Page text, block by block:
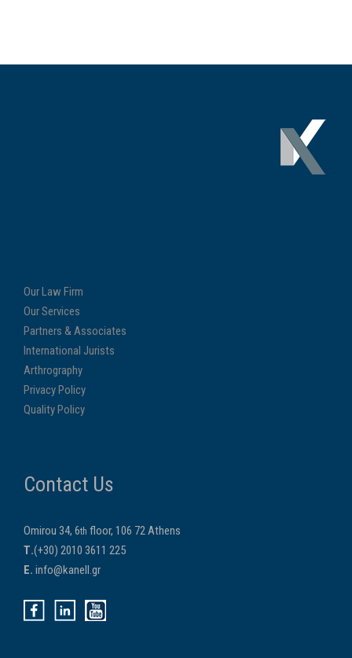
Our Law Firm
Our Services
Partners & Associates
International Jurists
Arthrography
Privacy Policy
Quality Policy
Contact Us
Omirou 34, 6th floor, 106 72 Athens
Τ.(+30) 2010 3611 225
E. info@kanell.gr